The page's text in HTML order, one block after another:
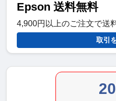
Epson 送料無料
4,900円以上のご注文で送
取引